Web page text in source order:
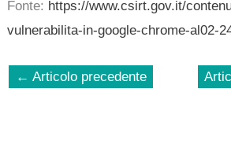
Fonte: https://www.csirt.gov.it/
vulnerabilita-in-google-chrome-al02-
← Articolo precedente